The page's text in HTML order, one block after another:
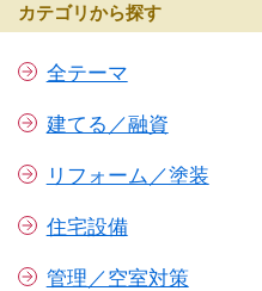
カテゴリから探す
全テーマ
建てる／融資
リフォーム／塗装
住宅設備
管理／空室対策